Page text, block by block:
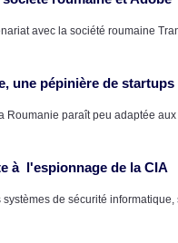
avec la société roumaine
une pépinière de startups
Roumanie paraît peu adaptée
à l'espionnage de la CIA
systèmes de sécurité